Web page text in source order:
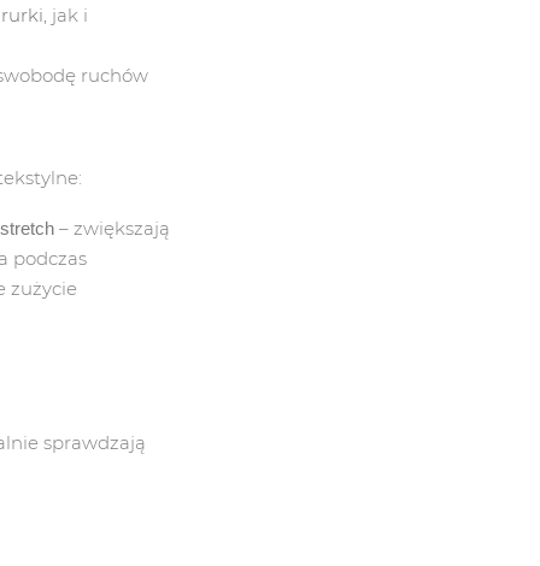
CZYŚCIWO, SORBENTY
CZYŚCIWO BAWEŁNIANE
, jak i
ruchów
– zwiększają
podczas
zużycie
sprawdzają